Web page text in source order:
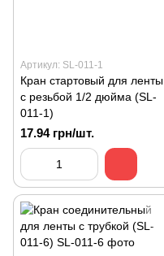
Артикул: SL-011-1
Кран стартовый для ленты
с резьбой 1/2 дюйма (SL-
011-1)
17.94 грн/шт.